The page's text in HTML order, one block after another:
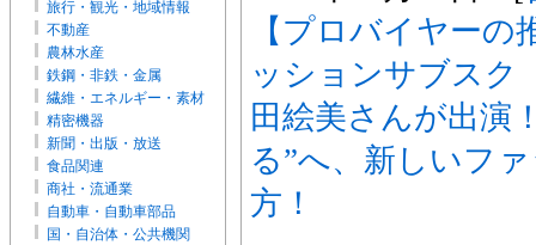
旅行・観光・地域情報
不動産
農林水産
鉄鋼・非鉄・金属
繊維・エネルギー・素材
精密機器
新聞・出版・放送
食品関連
商社・流通業
自動車・自動車部品
国・自治体・公共機関
【プロバイヤー
ッションサブスク
田絵美さんが出演
る”へ、新しいフ
方！